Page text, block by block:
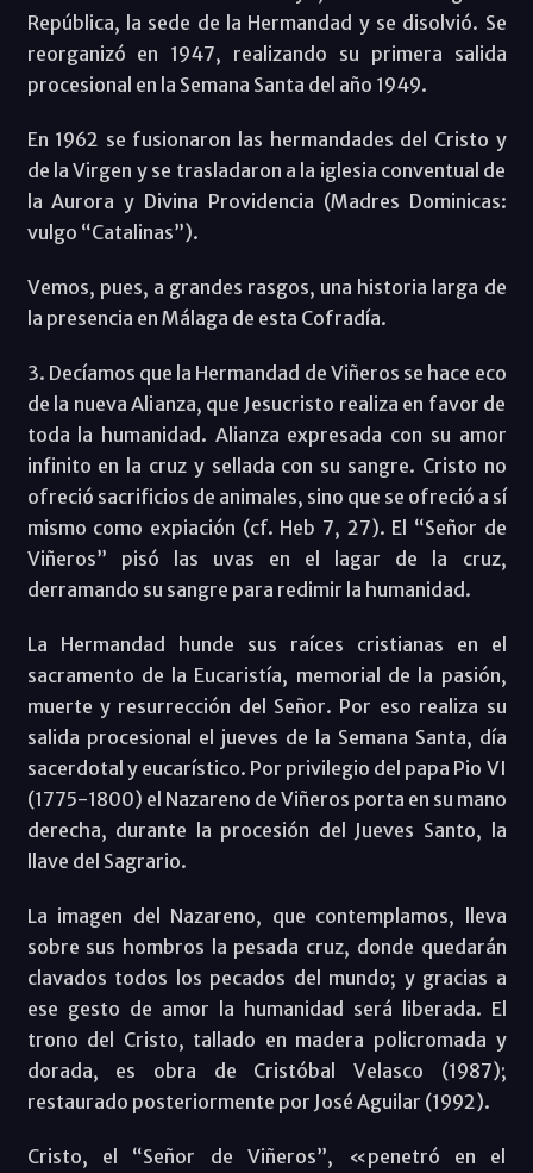
República, la sede de la Hermandad y se disolvió. Se
reorganizó en 1947, realizando su primera salida
procesional en la Semana Santa del año 1949.
En 1962 se fusionaron las hermandades del Cristo y
de la Virgen y se trasladaron a la iglesia conventual de
la Aurora y Divina Providencia (Madres Dominicas:
vulgo “Catalinas”).
Vemos, pues, a grandes rasgos, una historia larga de
la presencia en Málaga de esta Cofradía.
3. Decíamos que la Hermandad de Viñeros se hace eco
de la nueva Alianza, que Jesucristo realiza en favor de
toda la humanidad. Alianza expresada con su amor
infinito en la cruz y sellada con su sangre. Cristo no
ofreció sacrificios de animales, sino que se ofreció a sí
mismo como expiación (cf. Heb 7, 27). El “Señor de
Viñeros” pisó las uvas en el lagar de la cruz,
derramando su sangre para redimir la humanidad.
La Hermandad hunde sus raíces cristianas en el
sacramento de la Eucaristía, memorial de la pasión,
muerte y resurrección del Señor. Por eso realiza su
salida procesional el jueves de la Semana Santa, día
sacerdotal y eucarístico. Por privilegio del papa Pio VI
(1775-1800) el Nazareno de Viñeros porta en su mano
derecha, durante la procesión del Jueves Santo, la
llave del Sagrario.
La imagen del Nazareno, que contemplamos, lleva
sobre sus hombros la pesada cruz, donde quedarán
clavados todos los pecados del mundo; y gracias a
ese gesto de amor la humanidad será liberada. El
trono del Cristo, tallado en madera policromada y
dorada, es obra de Cristóbal Velasco (1987);
restaurado posteriormente por José Aguilar (1992).
Cristo, el “Señor de Viñeros”, «penetró en el